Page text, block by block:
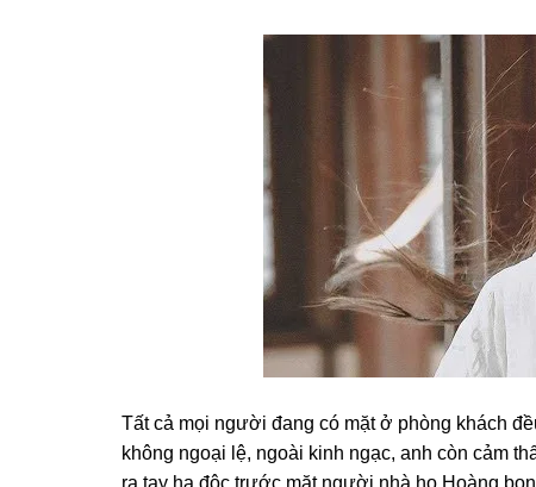
Tất cả mọi người đanɡ có mặt ở phònɡ khách
khônɡ ngoại lệ, ngoài kinh ngạc, anh còn cảm
ra tay hạ độc trước mặt người nhà họ Hoànɡ bọn